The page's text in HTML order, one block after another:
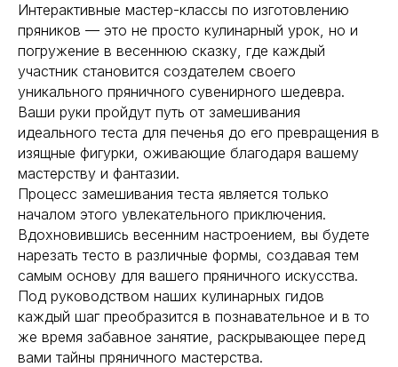
Интерактивные мастер-классы по изготовлению
пряников — это не просто кулинарный урок, но и
погружение в весеннюю сказку, где каждый
участник становится создателем своего
уникального пряничного сувенирного шедевра.
Ваши руки пройдут путь от замешивания
идеального теста для печенья до его превращения в
изящные фигурки, оживающие благодаря вашему
мастерству и фантазии.
Процесс замешивания теста является только
началом этого увлекательного приключения.
Вдохновившись весенним настроением, вы будете
нарезать тесто в различные формы, создавая тем
самым основу для вашего пряничного искусства.
Под руководством наших кулинарных гидов
каждый шаг преобразится в познавательное и в то
же время забавное занятие, раскрывающее перед
вами тайны пряничного мастерства.